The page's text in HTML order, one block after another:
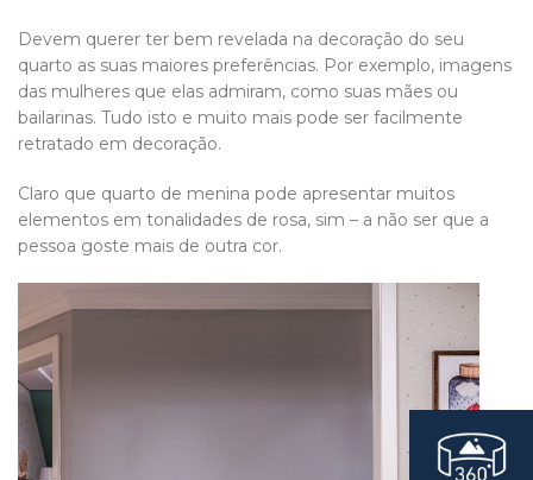
Devem querer ter bem revelada na decoração do seu
quarto as suas maiores preferências. Por exemplo, imagens
das mulheres que elas admiram, como suas mães ou
bailarinas. Tudo isto e muito mais pode ser facilmente
retratado em decoração.
Claro que quarto de menina pode apresentar muitos
elementos em tonalidades de rosa, sim – a não ser que a
pessoa goste mais de outra cor.